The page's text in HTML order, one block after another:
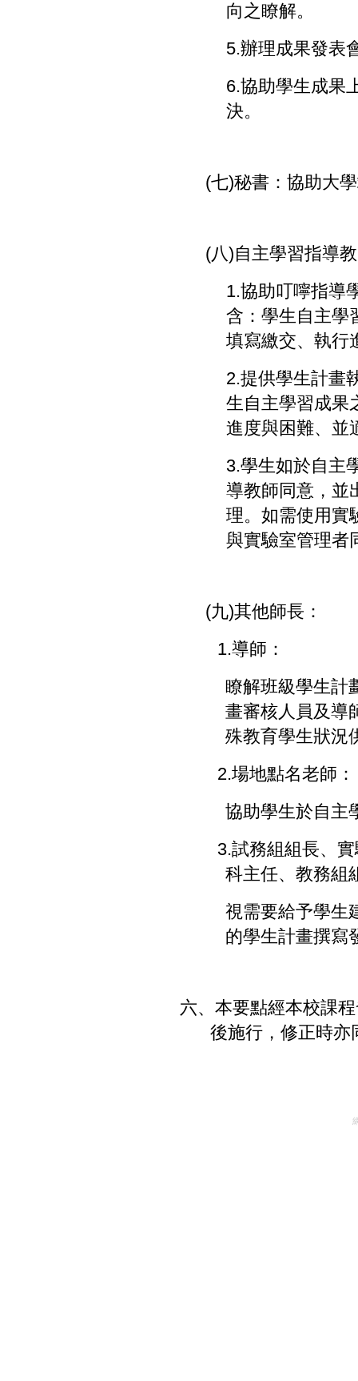
向之瞭解。
5.辦理成果發表
6.協助學生成果
決。
(七)秘書：協助大
(八)自主學習指導
1.協助叮嚀指導
含：學生自主學
填寫繳交、執行
2.提供學生計畫
生自主學習成果
進度與困難、並
3.學生如於自主
導教師同意，並
理。如需使用實
與實驗室管理者
(九)其他師長：
1.導師：
瞭解班級學生計
畫審核人員及導
殊教育學生狀況
2.場地點名老師：
協助學生於自主
3.試務組組長、
科主任、教務組
視需要給予學生
的學生計畫撰寫
六、本要點經本校課
後施行，修正時亦